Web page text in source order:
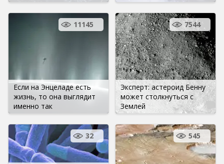
Если на Энцеладе есть
жизнь, то она выглядит
именно так
11145
Эксперт: астероид Бенну
может столкнуться с
Землей
7544
32 545